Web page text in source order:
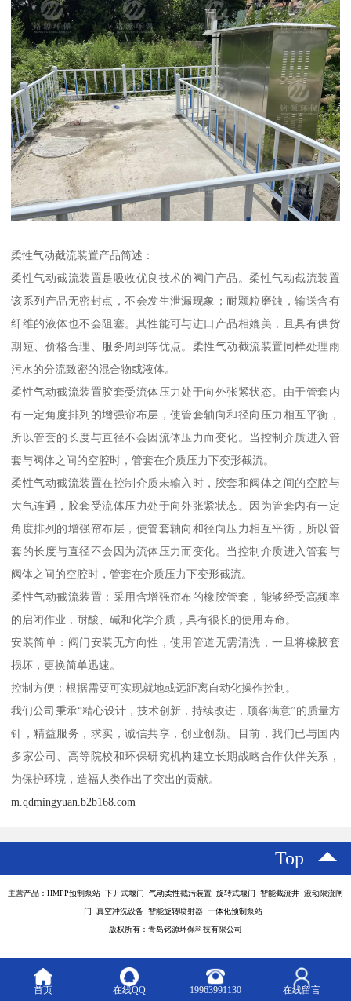
柔性气动截流装置产品简述：
柔性气动截流装置是吸收优良技术的阀门产品。柔性气动截流装置
该系列产品无密封点，不会发生泄漏现象；耐颗粒磨蚀，输送含有
纤维的液体也不会阻塞。其性能可与进口产品相媲美，且具有供货
期短、价格合理、服务周到等优点。柔性气动截流装置同样处理雨
污水的分流致密的混合物或液体。
柔性气动截流装置胶套受流体压力处于向外张紧状态。由于管套内
有一定角度排列的增强帘布层，使管套轴向和径向压力相互平衡，
所以管套的长度与直径不会因流体压力而变化。当控制介质进入管
套与阀体之间的空腔时，管套在介质压力下变形截流。
柔性气动截流装置在控制介质未输入时，胶套和阀体之间的空腔与
大气连通，胶套受流体压力处于向外张紧状态。因为管套内有一定
角度排列的增强帘布层，使管套轴向和径向压力相互平衡，所以管
套的长度与直径不会因为流体压力而变化。当控制介质进入管套与
阀体之间的空腔时，管套在介质压力下变形截流。
柔性气动截流装置：采用含增强帘布的橡胶管套，能够经受高频率
的启闭作业，耐酸、碱和化学介质，具有很长的使用寿命。
安装简单：阀门安装无方向性，使用管道无需清洗，一旦将橡胶套
损坏，更换简单迅速。
控制方便：根据需要可实现就地或远距离自动化操作控制。
我们公司秉承“精心设计，技术创新，持续改进，顾客满意”的质量方
针，精益服务，求实，诚信共享，创业创新。目前，我们已与国内
多家公司、高等院校和环保研究机构建立长期战略合作伙伴关系，
为保护环境，造福人类作出了突出的贡献。
m.qdmingyuan.b2b168.com
Top
主营产品：HMPP预制泵站 下开式堰门 气动柔性截污装置 旋转式堰门 智能截流井 液动限流闸
门 真空冲洗设备 智能旋转喷射器 一体化预制泵站
版权所有：青岛铭源环保科技有限公司
首页 在线QQ 19963991130 在线留言